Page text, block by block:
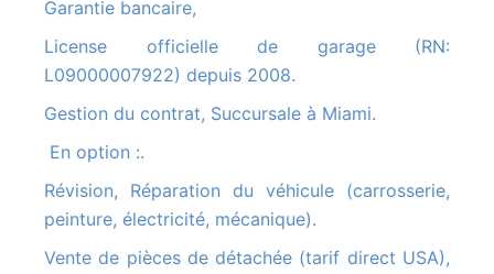
Garantie bancaire,
License officielle de garage (RN:
L09000007922) depuis 2008.
Gestion du contrat, Succursale à Miami.
En option :.
Révision, Réparation du véhicule (carrosserie,
peinture, électricité, mécanique).
Vente de pièces de détachée (tarif direct USA),